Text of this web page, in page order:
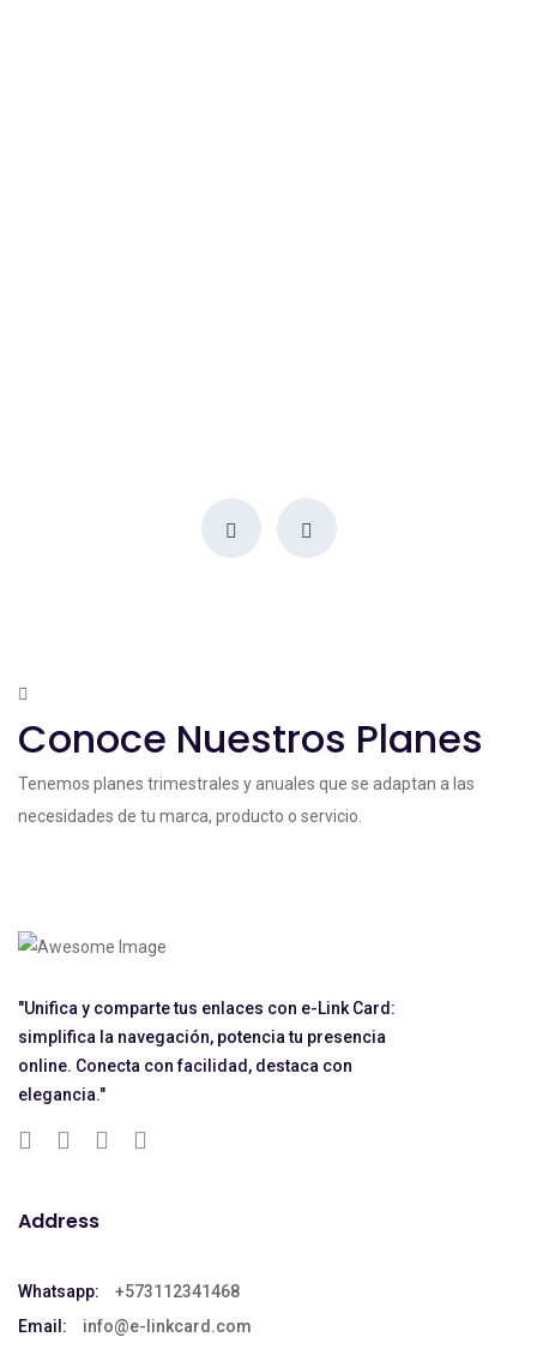
Conoce Nuestros Planes
Tenemos planes trimestrales y anuales que se adaptan a las
necesidades de tu marca, producto o servicio.
"Unifica y comparte tus enlaces con e-Link Card:
simplifica la navegación, potencia tu presencia
online. Conecta con facilidad, destaca con
elegancia."
Address
Whatsapp:
+573112341468
Email:
info@e-linkcard.com